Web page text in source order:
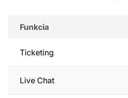
Funkcia
Ticketing
Live Chat